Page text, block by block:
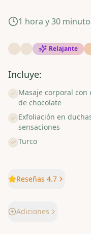
1 hora y 30
Relajante
Incluye:
Masaje corporal con
de chocolate
Exfoliación en
sensaciones
Turco
Reseñas 4.7
Adiciones